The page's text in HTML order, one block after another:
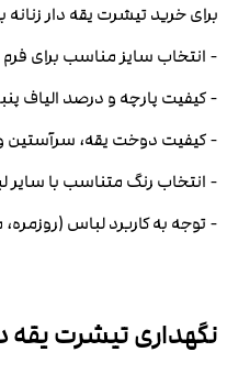
برای خرید تیشرت یقه دار
- انتخاب سایز مناسب برای فرم
- کیفیت پارچه و درصد الیاف
- کیفیت دوخت یقه، سرآستین
- انتخاب رنگ متناسب با
- توجه به کاربرد لباس
نگهداری تیشرت یقه